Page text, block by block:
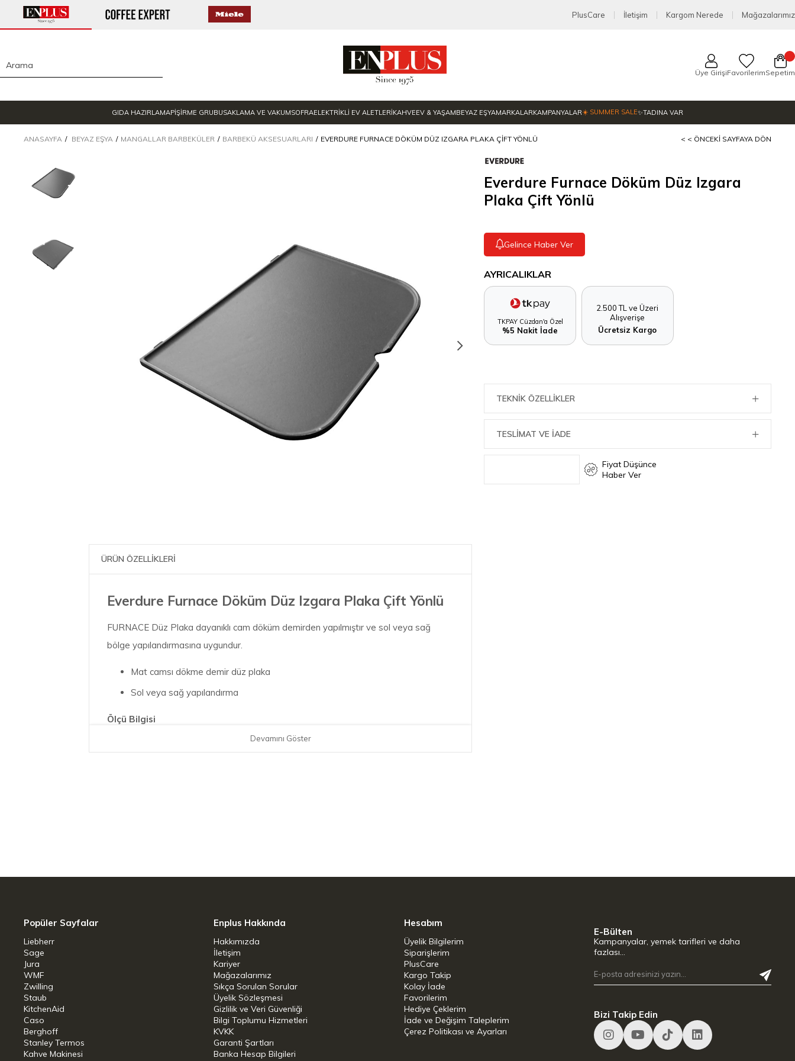
PlusCare İletişim Kargom Nerede Mağazalarımız
Üye GirişiFavorilerimSepetim
GIDA HAZIRLAMAPİŞİRME GRUBUSAKLAMA VE VAKUMSOFRAELEKTRİKLİ EV ALETLERİKAHVEEV & YAŞAMBEYAZ EŞYAMARKALARKAMPANYALAR☀️ SUMMER SALE✨TADINA VAR
ANASAYFA BEYAZ EŞYA MANGALLAR BARBEKÜLER BARBEKÜ AKSESUARLARI EVERDURE FURNACE DÖKÜM DÜZ IZGARA PLAKA ÇIFT YÖNLÜ < < ÖNCEKI SAYFAYA DÖN
ÜRÜN ÖZELLİKLERİ
Everdure Furnace Döküm Düz Izgara Plaka Çift Yönlü
FURNACE Düz Plaka dayanıklı cam döküm demirden yapılmıştır ve sol veya sağ
bölge yapılandırmasına uygundur.​
Mat camsı dökme demir düz plaka
Sol veya sağ yapılandırma
Ölçü Bilgisi
Devamını Göster
Everdure Furnace Döküm Düz Izgara
Plaka Çift Yönlü
Gelince Haber Ver
AYRICALIKLAR
TKPAY Cüzdan'a Özel
%5 Nakit İade
2.500 TL ve Üzeri
Alışverişe
Ücretsiz Kargo
TEKNIK ÖZELLIKLER
TESLİMAT VE İADE
Fiyat Düşünce
Haber Ver
Popüler Sayfalar
Liebherr
Sage
Jura
WMF
Zwilling
Staub
KitchenAid
Caso
Berghoff
Stanley Termos
Kahve Makinesi
Enplus Hakkında
Hakkımızda
İletişim
Kariyer
Mağazalarımız
Sıkça Sorulan Sorular
Üyelik Sözleşmesi
Gizlilik ve Veri Güvenliği
Bilgi Toplumu Hizmetleri
KVKK
Garanti Şartları
Banka Hesap Bilgileri
Hesabım
Üyelik Bilgilerim
Siparişlerim
PlusCare
Kargo Takip
Kolay İade
Favorilerim
Hediye Çeklerim
İade ve Değişim Taleplerim
Çerez Politikası ve Ayarları
E-Bülten
Kampanyalar, yemek tarifleri ve daha
fazlası…
Bizi Takip Edin